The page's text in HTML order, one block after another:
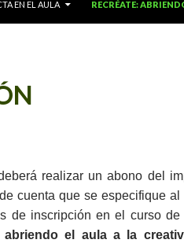
EN EL AULA RECRÉATE:
realizar un abono del
cuenta que se especifique al
de inscripción en el curso de
abriendo el aula a la